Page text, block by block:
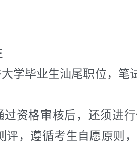
学毕业生汕尾职位，
资格审核后，还须进
评，遵循考生自愿原则